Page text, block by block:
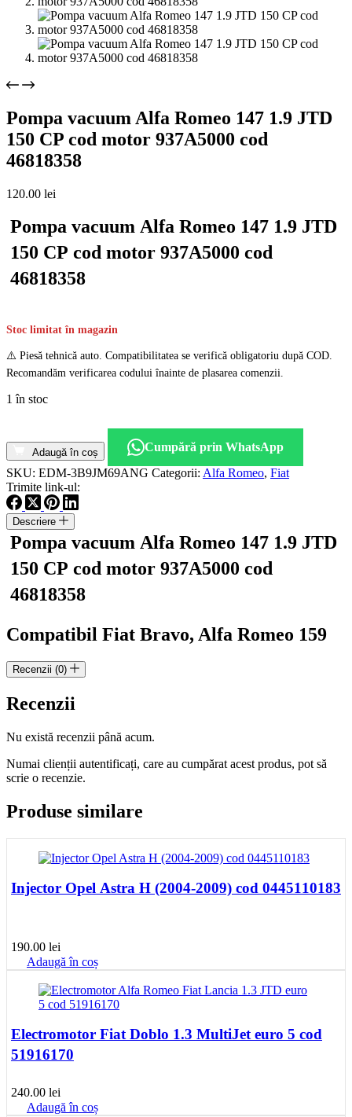
Pompa vacuum Alfa Romeo 147 1.9 JTD
150 CP cod motor 937A5000 cod
46818358
120.00 lei
Pompa vacuum Alfa Romeo 147 1.9 JTD
150 CP cod motor 937A5000 cod
46818358
Stoc limitat în magazin
⚠️ Piesă tehnică auto. Compatibilitatea se verifică obligatoriu după COD.
Recomandăm verificarea codului înainte de plasarea comenzii.
1 în stoc
Pompa
vacuum
Alfa
Romeo
147
1.9
JTD
150
CP
cod
937A5000
Adaugă în coș
Cumpără prin WhatsApp
SKU: EDM-3B9JM69ANG Categorii: Alfa Romeo, Fiat
Trimite link-ul:
Descriere
Pompa vacuum Alfa Romeo 147 1.9 JTD
150 CP cod motor 937A5000 cod
46818358
Compatibil Fiat Bravo, Alfa Romeo 159
Recenzii (0)
Recenzii
Nu există recenzii până acum.
Numai clienții autentificați, care au cumpărat acest produs, pot să
scrie o recenzie.
Produse similare
Injector Opel Astra H (2004-2009) cod 0445110183
190.00 lei
Adaugă în coș
Electromotor Fiat Doblo 1.3 MultiJet euro 5 cod
51916170
240.00 lei
Adaugă în coș